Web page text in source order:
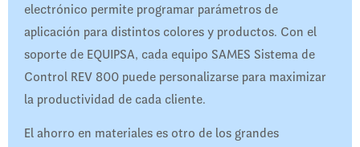
electrónico permite programar parámetros de
aplicación para distintos colores y productos. Con el
soporte de EQUIPSA, cada equipo SAMES Sistema de
Control REV 800 puede personalizarse para maximizar
la productividad de cada cliente.
El ahorro en materiales es otro de los grandes